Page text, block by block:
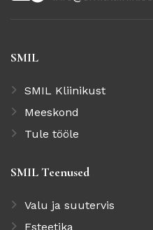
SMIL
SMIL Kliinikust
Meeskond
Tule tööle
SMILTeenused
Valu ja suutervis
Esteetika